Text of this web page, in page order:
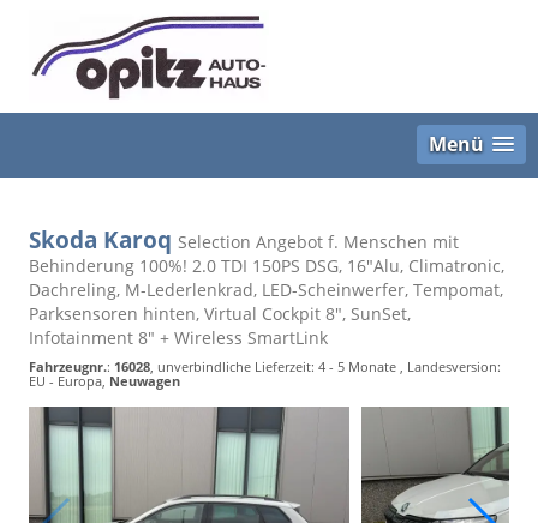
Menü
Skoda Karoq Selection Angebot f. Menschen mit
Behinderung 100%! 2.0 TDI 150PS DSG, 16"Alu, Climatronic,
Dachreling, M-Lederlenkrad, LED-Scheinwerfer, Tempomat,
Parksensoren hinten, Virtual Cockpit 8", SunSet,
Infotainment 8" + Wireless SmartLink
Fahrzeugnr.: 16028, unverbindliche Lieferzeit: 4 - 5 Monate , Landesversion:
EU - Europa, Neuwagen